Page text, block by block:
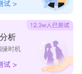
析
缘时机